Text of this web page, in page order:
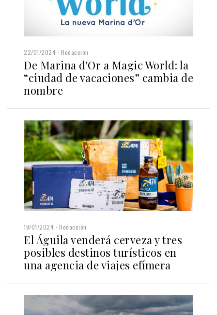
22/01/2024 Redacción
De Marina d'Or a Magic World: la
“ciudad de vacaciones” cambia de
nombre
19/01/2024 Redacción
El Águila venderá cerveza y tres
posibles destinos turísticos en
una agencia de viajes efímera